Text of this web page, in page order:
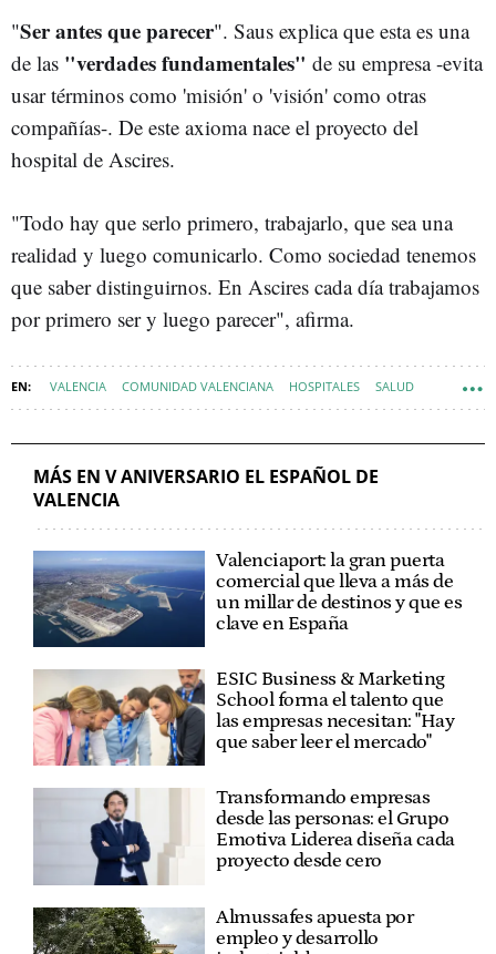
"Ser antes que parecer". Saus explica que esta es una
de las "verdades fundamentales" de su empresa -evita
usar términos como 'misión' o 'visión' como otras
compañías-. De este axioma nace el proyecto del
hospital de Ascires.
"Todo hay que serlo primero, trabajarlo, que sea una
realidad y luego comunicarlo. Como sociedad tenemos
que saber distinguirnos. En Ascires cada día trabajamos
por primero ser y luego parecer", afirma.
VALENCIA COMUNIDAD VALENCIANA HOSPITALES SALUD
MÁS EN V ANIVERSARIO EL ESPAÑOL DE
VALENCIA
Valenciaport: la gran puerta
comercial que lleva a más de
un millar de destinos y que es
clave en España
ESIC Business & Marketing
School forma el talento que
las empresas necesitan: "Hay
que saber leer el mercado"
Transformando empresas
desde las personas: el Grupo
Emotiva Liderea diseña cada
proyecto desde cero
Almussafes apuesta por
empleo y desarrollo